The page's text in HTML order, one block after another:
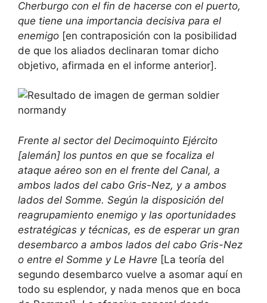
Cherburgo con el fin de hacerse con el puerto,
que tiene una importancia decisiva para el
enemigo [en contraposición con la posibilidad
de que los aliados declinaran tomar dicho
objetivo, afirmada en el informe anterior].
Frente al sector del Decimoquinto Ejército
[alemán] los puntos en que se focaliza el
ataque aéreo son en el frente del Canal, a
ambos lados del cabo Gris-Nez, y a ambos
lados del Somme. Según la disposición del
reagrupamiento enemigo y las oportunidades
estratégicas y técnicas, es de esperar un gran
desembarco a ambos lados del cabo Gris-Nez
o entre el Somme y Le Havre [La teoría del
segundo desembarco vuelve a asomar aquí en
todo su esplendor, y nada menos que en boca